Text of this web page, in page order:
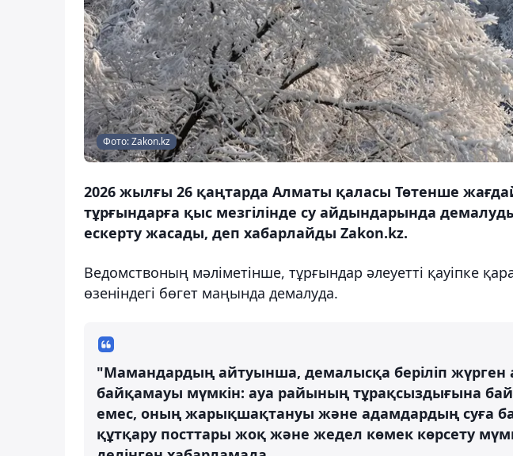
Фото: Zakon.kz
2026 жылғы 26 қаңтарда Алматы қаласы Төтенше
тұрғындарға қыс мезгілінде су айдындарында
ескерту жасады, деп хабарлайды Zakon.kz.
Ведомствоның мәліметінше, тұрғындар әлеуетті қауіпке
өзеніндегі бөгет маңында демалуда.
"Мамандардың айтуынша, демалысқа беріліп жүрген
байқамауы мүмкін: ауа райының тұрақсыздығына
емес, оның жарықшақтануы және адамдардың суға
құтқару посттары жоқ және жедел көмек көрсету